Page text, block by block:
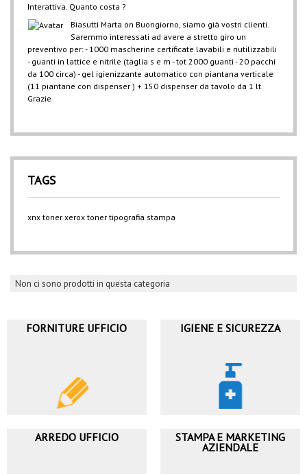
Interattiva. Quanto costa ?
Biasutti Marta on Buongiorno, siamo già vostri clienti.
Saremmo interessati ad avere a stretto giro un
preventivo per: - 1000 mascherine certificate lavabili e riutilizzabili
- guanti in lattice e nitrile (taglia s e m - tot 2000 guanti - 20 pacchi
da 100 circa) - gel igienizzante automatico con piantana verticale
(11 piantane con dispenser ) + 150 dispenser da tavolo da 1 lt
Grazie
TAGS
xnx toner xerox toner tipografia stampa
Non ci sono prodotti in questa categoria
FORNITURE UFFICIO IGIENE E SICUREZZA
ARREDO UFFICIO STAMPA E MARKETING
AZIENDALE